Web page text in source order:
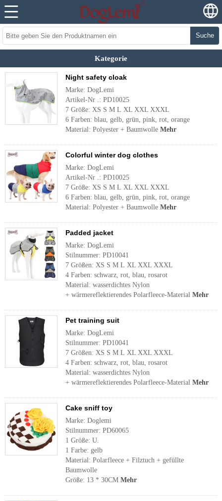
Suche
Kategorie
Night safety cloak
Marke: DogLemi
Artikel-Nr .: PD10025
7 Größe: XS S M L XL XXL XXXL
6 Farben: blau, gelb, grün, pink, rot, orange
Material: Polyester + Baumwolle Mehr
Colorful winter dog clothes
Marke: DogLemi
Artikel-Nr .: PD10025
7 Größe: XS S M L XL XXL XXXL
6 Farben: blau, gelb, grün, pink, rot, orange
Material: Polyester + Baumwolle Mehr
Padded jacket
Marke: DogLemi
Stilnummer: PD10041
7 Größen: XS S M L XL XXL XXXL
4 Farben: schwarz, rot, blau, rosarot
Material: wasserdichtes Nylon
+ wärmereflektierendes Polarfleece-Material Mehr
Pet training suit
Marke: DogLemi
Stilnummer: PD10041
7 Größen: XS S M L XL XXL XXXL
4 Farben: schwarz, rot, blau, rosarot
Material: wasserdichtes Nylon
+ wärmereflektierendes Polarfleece-Material Mehr
Cake sniff toy
Marke: Doglemi
Stilnummer: PD60065
1 Größe: U.
1 Farbe: gelb
Material: Polarfleece + Filztuch + gefüllte
Baumwolle
Größe: 13 * 30CM Mehr